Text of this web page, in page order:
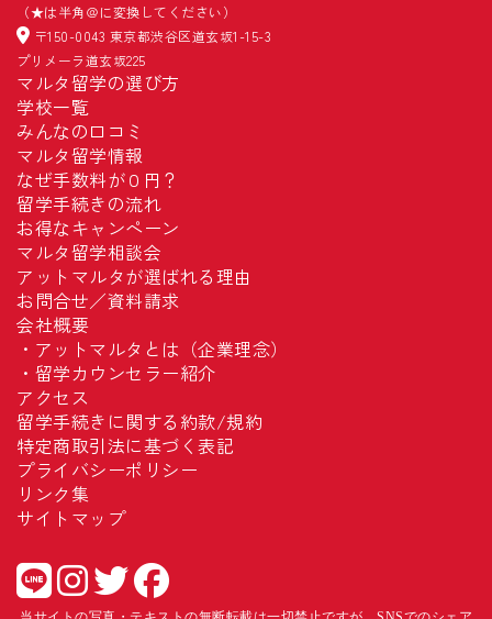
（★は半角＠に変換してください）
〒150-0043 東京都渋谷区道玄坂1-15-3
プリメーラ道玄坂225
マルタ留学の選び方
学校一覧
みんなの口コミ
マルタ留学情報
なぜ手数料が０円？
留学手続きの流れ
お得なキャンペーン
マルタ留学相談会
アットマルタが選ばれる理由
お問合せ／資料請求
会社概要
・ アットマルタとは（企業理念）
・ 留学カウンセラー紹介
アクセス
留学手続きに関する約款/規約
特定商取引法に基づく表記
プライバシーポリシー
リンク集
サイトマップ